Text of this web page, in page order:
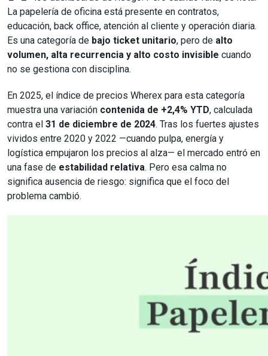
La papelería de oficina está presente en contratos,
educación, back office, atención al cliente y operación diaria.
Es una categoría de bajo ticket unitario, pero de alto
volumen, alta recurrencia y alto costo invisible cuando
no se gestiona con disciplina.
En 2025, el índice de precios Wherex para esta categoría
muestra una variación contenida de +2,4% YTD, calculada
contra el 31 de diciembre de 2024. Tras los fuertes ajustes
vividos entre 2020 y 2022 —cuando pulpa, energía y
logística empujaron los precios al alza— el mercado entró en
una fase de estabilidad relativa. Pero esa calma no
significa ausencia de riesgo: significa que el foco del
problema cambió.